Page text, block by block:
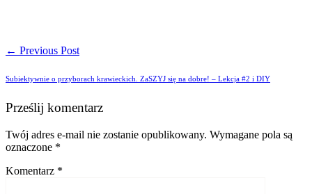
← Previous Post
Subiektywnie o przyborach krawieckich. ZaSZYJ się na dobre! – Lekcja #2 i DIY
Prześlij komentarz
Twój adres e-mail nie zostanie opublikowany. Wymagane pola są
oznaczone *
Komentarz *